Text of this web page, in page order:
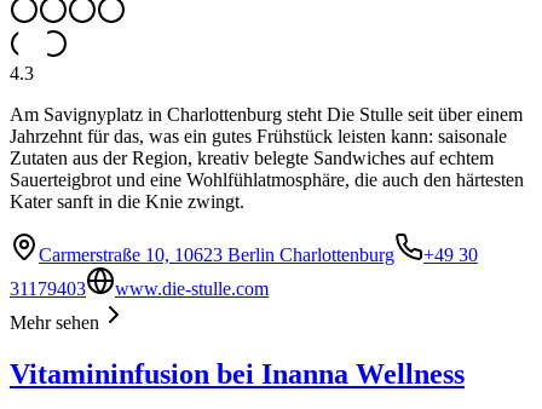
4.3
Am Savignyplatz in Charlottenburg steht Die Stulle seit über einem
Jahrzehnt für das, was ein gutes Frühstück leisten kann: saisonale
Zutaten aus der Region, kreativ belegte Sandwiches auf echtem
Sauerteigbrot und eine Wohlfühlatmosphäre, die auch den härtesten
Kater sanft in die Knie zwingt.
Carmerstraße 10, 10623 Berlin Charlottenburg
+49 30
31179403
www.die-stulle.com
Mehr sehen
Vitamininfusion bei Inanna Wellness